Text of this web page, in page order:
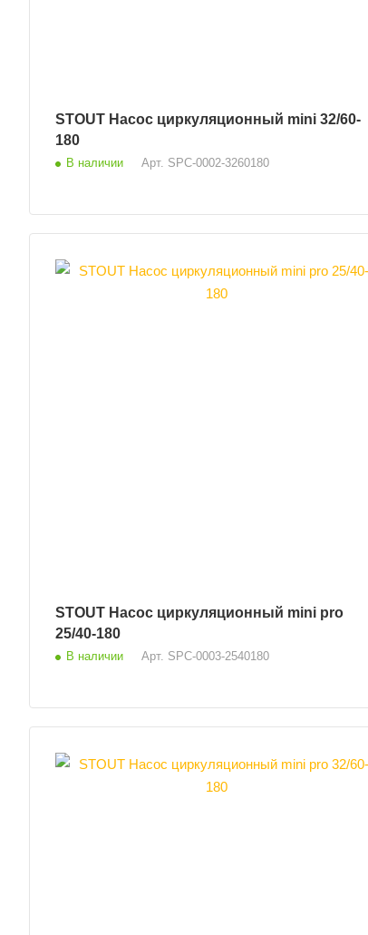
STOUT Насос циркуляционный mini 32/60-
180
В наличии Арт. SPC-0002-3260180
STOUT Насос циркуляционный mini pro
25/40-180
В наличии Арт. SPC-0003-2540180